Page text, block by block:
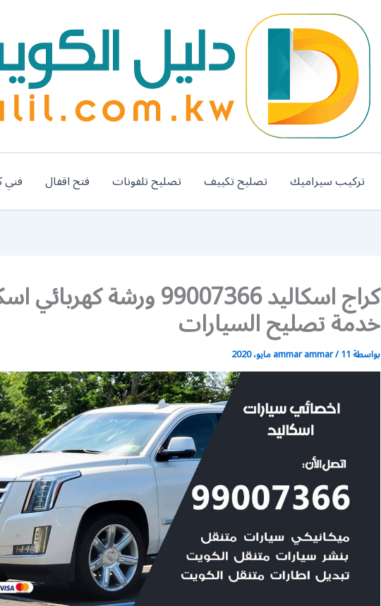
تركيب سيراميك تصليح تكييف تصليح تلفونات فتح اقفال فني
كراج اسكاليد 99007366 ورشة
خدمة تصليح السيارات
بواسطة ammar ammar/11 مايو، 2020